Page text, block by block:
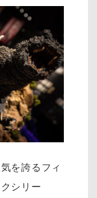
を誇るフィ
シリー